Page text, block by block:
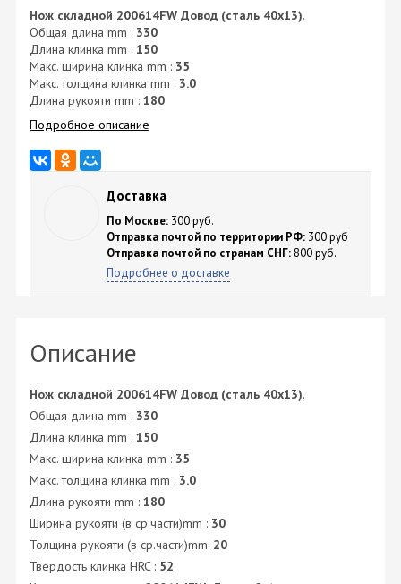
Нож складной 200614FW Довод (сталь 40х13).
Общая длина mm : 330
Длина клинка mm : 150
Макс. ширина клинка mm : 35
Макс. толщина клинка mm : 3.0
Длина рукояти mm : 180
Подробное описание
Доставка
По Москве: 300 руб.
Отправка почтой по территории РФ: 300 руб
Отправка почтой по странам СНГ: 800 руб.
Подробнее о доставке
Описание
Нож складной 200614FW Довод (сталь 40х13).
Общая длина mm : 330
Длина клинка mm : 150
Макс. ширина клинка mm : 35
Макс. толщина клинка mm : 3.0
Длина рукояти mm : 180
Ширина рукояти (в ср.части)mm : 30
Толщина рукояти (в ср.части)mm: 20
Твердость клинка HRC : 52